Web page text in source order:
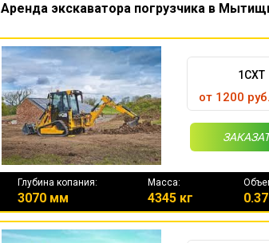
Аренда экскаватора погрузчика в
1CXT
от 1200
Глубина копания:
3070 мм
Масса:
4345 кг